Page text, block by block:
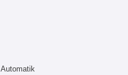
Automatik